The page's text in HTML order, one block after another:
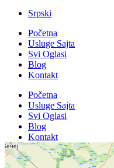
Srpski
Početna
Usluge Sajta
Svi Oglasi
Blog
Kontakt
Početna
Usluge Sajta
Svi Oglasi
Blog
Kontakt